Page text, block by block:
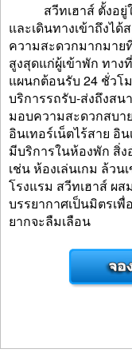
สวีทเฮาส์ ตั้งอยู่ใ
และเดินทางเข้าถึงไ
ความสะดวกมากมาย
สูงสุดแก่ผู้เข้าพัก ทาง
แผนกต้อนรับ 24 ชั่วโ
บริการรถรับ-ส่งถึงสน
มอบความสะดวกสบ
อินเทอร์เน็ตไร้สาย อิ
มีบริการในห้องพัก สิ่
เช่น ห้องเล่นเกม ล้ว
โรงแรม สวีทเฮาส์ ผ
บรรยากาศเป็นมิตรเ
ยากจะลืมเลือน